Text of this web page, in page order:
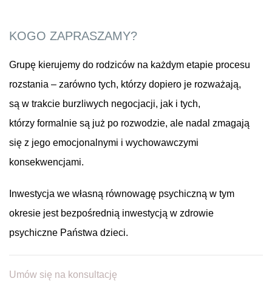
KOGO ZAPRASZAMY?
Grupę kierujemy do rodziców na każdym etapie procesu
rozstania – zarówno tych, którzy dopiero je rozważają,
są w trakcie burzliwych negocjacji, jak i tych,
którzy formalnie są już po rozwodzie, ale nadal zmagają
się z jego emocjonalnymi i wychowawczymi
konsekwencjami.
Inwestycja we własną równowagę psychiczną w tym
okresie jest bezpośrednią inwestycją w zdrowie
psychiczne Państwa dzieci.
Umów się na konsultację